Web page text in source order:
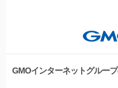
GMOインターネットグルー